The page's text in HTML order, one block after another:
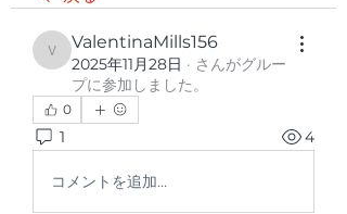
ValentinaMills156
ValentinaMills156
2025年11月28日 · さんがグルー
プに参加しました。
0
1 4
コメントを追加…